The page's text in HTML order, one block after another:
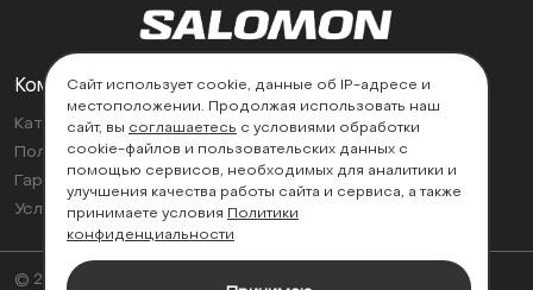
Компания
Каталог
Политика возврата
Гарантии
Условия эксплуатации
Поддержка
Контакты
Найти магазин
© 2026
Сайт использует cookie, данные об IP-адресе и
местоположении. Продолжая использовать наш
сайт, вы соглашаетесь с условиями обработки
cookie-файлов и пользовательских данных с
помощью сервисов, необходимых для аналитики и
улучшения качества работы сайта и сервиса, а также
принимаете условия Политики
конфиденциальности